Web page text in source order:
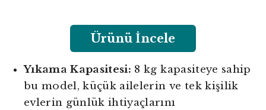
Ürünü İncele
Yıkama Kapasitesi: 8 kg kapasiteye sahip
bu model, küçük ailelerin ve tek kişilik
evlerin günlük ihtiyaçlarını